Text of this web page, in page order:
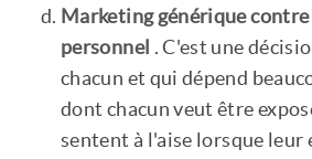
Marketing générique
personnel . C'est une
chacun et qui dépend
dont chacun veut être
sentent à l'aise lorsque leur